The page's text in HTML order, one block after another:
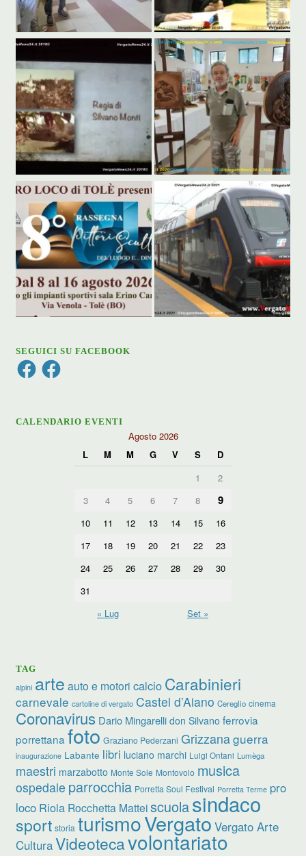
SEGUICI SU FACEBOOK
FacebookFacebook
CALENDARIO EVENTI
Agosto 2026
L
M M G V S
D
1
2
3
4 5 6 7 8 9
10 11 12 13 14 15
16
17
18 19 20 21 22
23
24
25 26 27 28 29
30
31
« Lug
Set »
TAG
alpini arte auto e motori calcio Carabinieri
carnevale cartoline di vergato Castel d’Aiano Cereglio cinema
Coronavirus Dario Mingarelli don Silvano ferrovia
porrettana foto Graziano Pederzani Grizzanaguerra
inaugurazione Labante libri luciano marchi Luigi Ontani Lumèga
maestri marzabotto Monte Sole Montovolo musica
ospedale parrocchia Porretta Soul Festival Porretta Terme pro
loco Riola Rocchetta Matteiscuolasindaco
sport storia turismoVergato Vergato Arte
CulturaVideotecavolontariato